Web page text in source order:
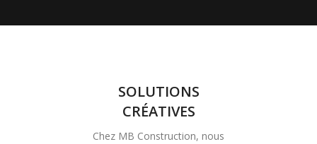
SOLUTIONS
CRÉATIVES
Chez MB Construction, nous